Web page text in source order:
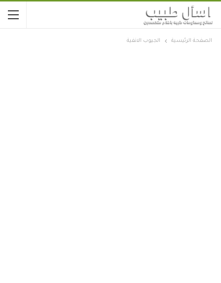
الصفحة الرئيسية الجيوب الانفية